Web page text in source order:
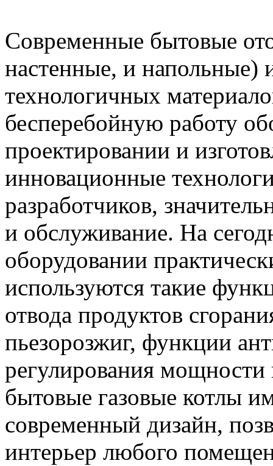
Современные бытовые
настенные, и напольные)
технологичных
бесперебойную работу
проектировании и
инновационные
разработчиков,
и обслуживание. На
оборудовании
используются такие
отвода продуктов
пьезорозжиг, функции
регулирования
бытовые газовые котлы
современный дизайн,
интерьер любого